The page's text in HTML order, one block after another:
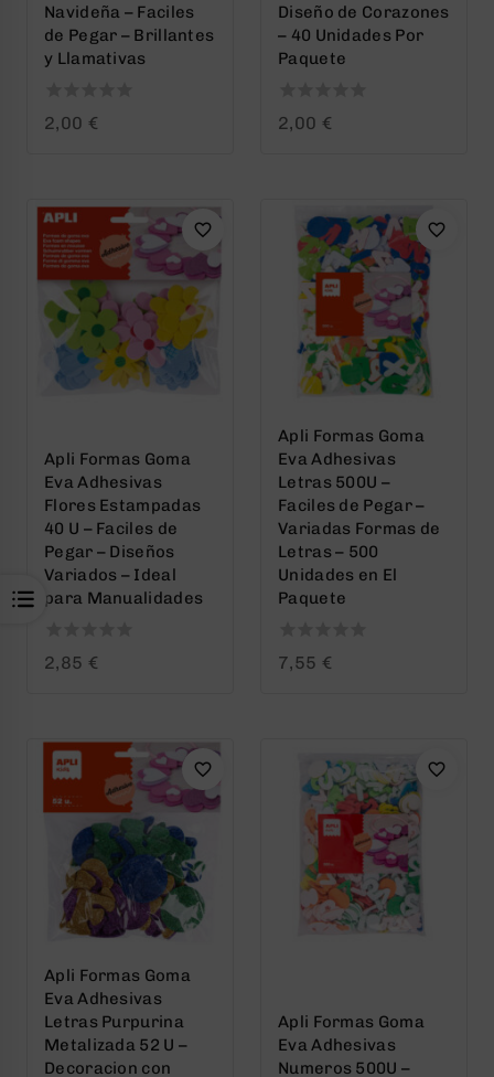
Navideña – Faciles
de Pegar – Brillantes
y Llamativas
0
2,00 €
Diseño de Corazones
– 40 Unidades Por
Paquete
0
2,00 €
Apli Formas Goma
Eva Adhesivas
Flores Estampadas
40 U – Faciles de
Pegar – Diseños
Variados – Ideal
para Manualidades
0
2,85 €
Apli Formas Goma
Eva Adhesivas
Letras 500U –
Faciles de Pegar –
Variadas Formas de
Letras – 500
Unidades en El
Paquete
0
7,55 €
Apli Formas Goma
Eva Adhesivas
Letras Purpurina
Metalizada 52 U –
Decoracion con
Apli Formas Goma
Eva Adhesivas
Numeros 500U –